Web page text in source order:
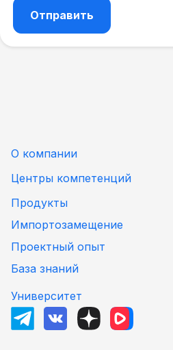
О компании
Центры компетенций
Продукты
Импортозамещение
Проектный опыт
База знаний
Университет